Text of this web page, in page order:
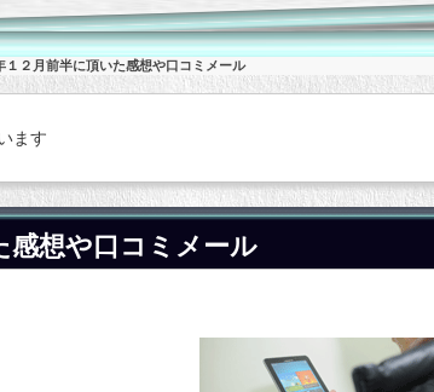
２月前半に頂いた感想や口コミメール
ます
感想や口コミメール